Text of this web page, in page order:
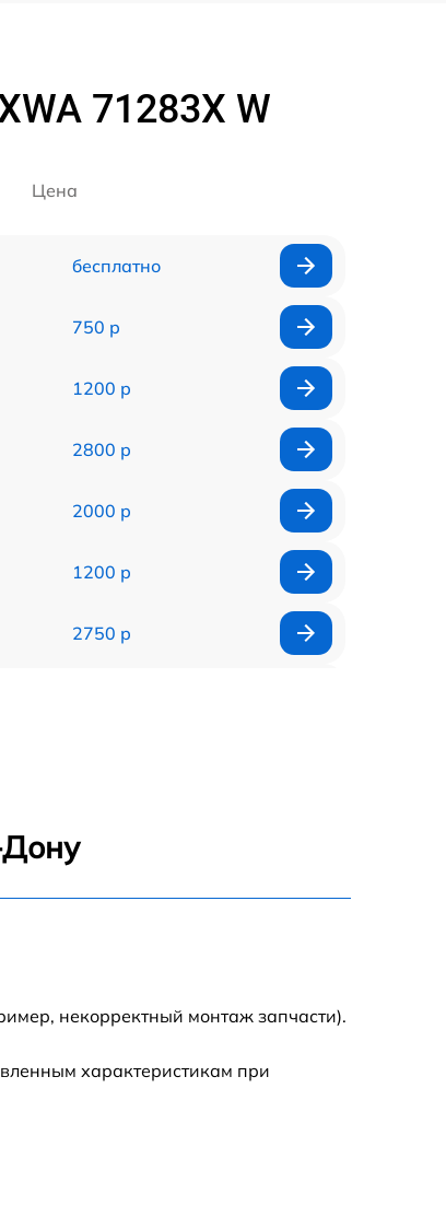
71283X W
Цена
бесплатно
750 р
1200 р
2800 р
2000 р
1200 р
2750 р
1000 р
Дону
некорректный монтаж запчасти).
характеристикам при